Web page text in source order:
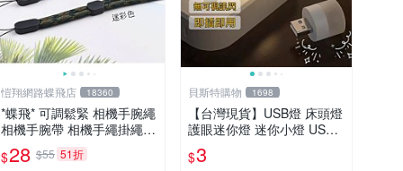
愷翔網路蝶飛店 18360
*蝶飛* 可調鬆緊 相機手腕繩
相機手腕帶 相機手繩掛繩
手電筒掛繩 對講機掛繩 吊
牌掛繩 手機掛繩
$28 $55 51折
貝斯特購物 1698
【台灣現貨】USB燈 床頭燈
護眼迷你燈 迷你小燈 USB
小燈 宿舍燈 夜燈 USB夜燈
暖光燈 白光燈 小夜燈
$3